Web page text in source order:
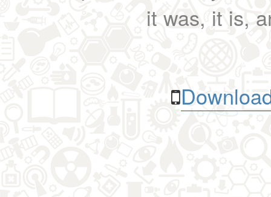
it was, it is,